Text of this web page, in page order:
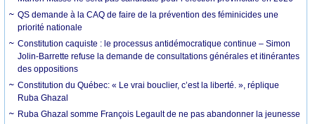
QS demande à la CAQ de faire de la prévention des féminicides une
priorité nationale
Constitution caquiste : le processus antidémocratique continue – Simon
Jolin-Barrette refuse la demande de consultations générales et itinérantes
des oppositions
Constitution du Québec: « Le vrai bouclier, c’est la liberté. », réplique
Ruba Ghazal
Ruba Ghazal somme François Legault de ne pas abandonner la jeunesse